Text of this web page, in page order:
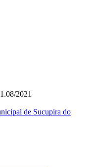
2021